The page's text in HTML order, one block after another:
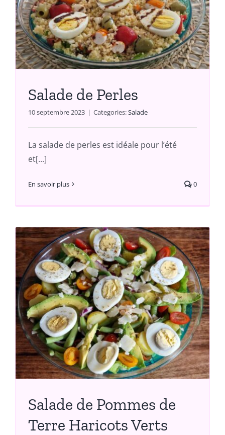
Salade de Perles
10 septembre 2023 | Categories:Salade
La salade de perles est idéale pour l’été
et[...]
En savoir plus 0
Salade de Pommes de
Terre Haricots Verts